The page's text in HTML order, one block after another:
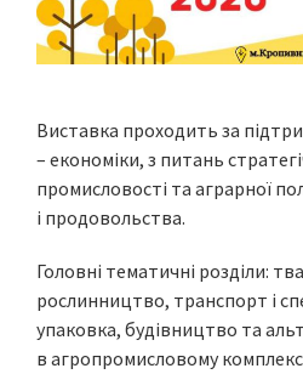
Виставка проходить за
– економіки, з питань
промисловості та аграрної
і продовольства.
Головні тематичні розділи:
рослинництво, транспорт і
упаковка, будівництво та
в агропромисловому